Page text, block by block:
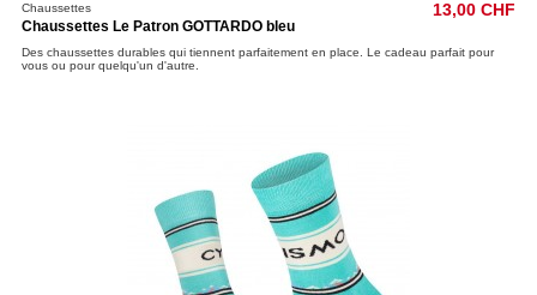
Chaussettes
Chaussettes Le Patron GOTTARDO bleu
13,00 CHF
Des chaussettes durables qui tiennent parfaitement en place. Le cadeau parfait pour
vous ou pour quelqu'un d'autre.